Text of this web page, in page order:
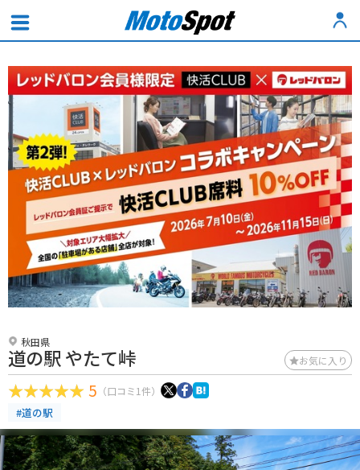
秋田県
道の駅 やたて峠 お気に入り
5 （口コミ1件）
#道の駅